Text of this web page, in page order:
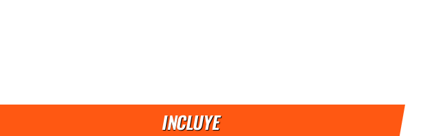
INCLUYE